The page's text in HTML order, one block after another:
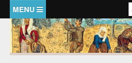
Αρχική
Τμήμα Ιστορίας και Εθνολογίας
Εκπαιδευτικό έργο